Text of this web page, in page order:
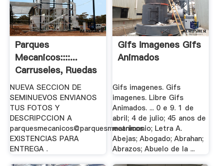
Parques
Mecanicos::::...
Carruseles, Ruedas
De La .
NUEVA SECCION DE
SEMINUEVOS ENVIANOS
TUS FOTOS Y
DESCRIPCCION A
parquesmecanicos@parquesmecanicos
EXISTENCIAS PARA
ENTREGA .
Gifs Imagenes Gifs
Animados
Gifs imagenes. Gifs
imagenes. Libre Gifs
Animados. ... 0 e 9. 1 de
abril; 4 de julio; 45 anos de
matrimonio; Letra A.
Abejas; Abogado; Abrahan;
Abrazos; Abuelo de la ...